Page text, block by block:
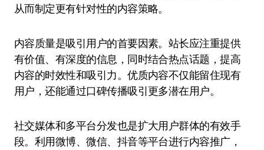
从而制定更有针对性的内容策略。
内容质量是吸引用户的首要因素。站长应注重提供
有价值、有深度的信息，同时结合热点话题，提高
内容的时效性和吸引力。优质内容不仅能留住现有
用户，还能通过口碑传播吸引更多潜在用户。
社交媒体和多平台分发也是扩大用户群体的有效手
段。利用微博、微信、抖音等平台进行内容推广，